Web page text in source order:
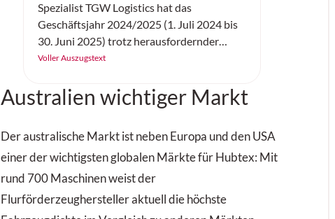
Spezialist TGW Logistics hat das
Geschäftsjahr 2024/2025 (1. Juli 2024 bis
30. Juni 2025) trotz herausfordernder
wirtschaftlicher Rahmenbedingungen mit
des Technologieunternehmens, das für
seine internationalen Kunden
errichtet und im laufenden Betrieb betreut,
übertraf mit 1,07 Milliarden Euro leicht das
Allzeit-Hoch des Vorjahres. Das Ergebnis
vor Zinsen und Steuern (EBIT) stieg
deutlich auf 49,3 Millionen Euro, die Zahl
Voller Auszugstext
Australien wichtiger Markt
Der australische Markt ist neben Europa und den USA
einer der wichtigsten globalen Märkte für Hubtex: Mit
rund 700 Maschinen weist der
Flurförderzeughersteller aktuell die höchste